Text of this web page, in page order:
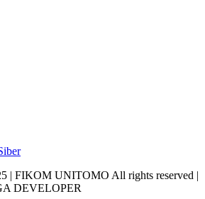
| FIKOM UNITOMO All rights reserved |
DEVELOPER